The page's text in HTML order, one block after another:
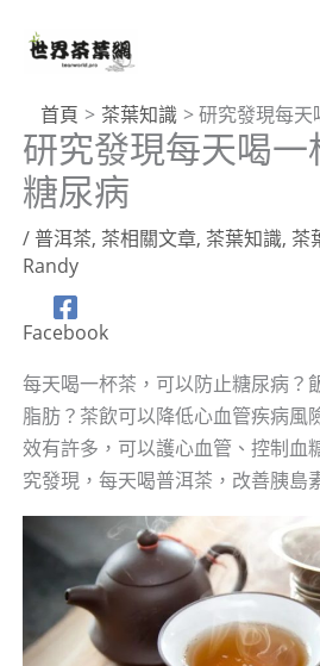
首頁 茶葉知識 研究發現每
研究發現每天喝
糖尿病
/普洱茶, 茶相關文章, 茶葉知識, 茶
Randy
Facebook
每天喝一杯茶，可以防止糖尿病？
脂肪？茶飲可以降低心血管疾病風
效有許多，可以護心血管、控制血
究發現，每天喝普洱茶，改善胰島